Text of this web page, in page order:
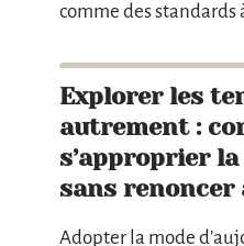
comme des standards
Explorer les
autrement :
s’approprier
sans renoncer
Adopter la mode